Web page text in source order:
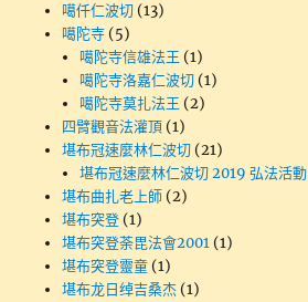
噶仟仁波切 (13)
噶陀寺 (5)
噶陀寺信雄法王 (1)
噶陀寺洛嘉仁波切 (1)
噶陀寺莫扎法王 (2)
四臂觀音法灌頂 (1)
堪布冠速麼林仁波切 (21)
堪布冠速麼林仁波切 2019 弘法活動
堪布曲扎老上師 (2)
堪布突登 (1)
堪布突登荼毘法會2001 (1)
堪布突登靈童 (1)
堪布龙日绰吉桑杰 (1)